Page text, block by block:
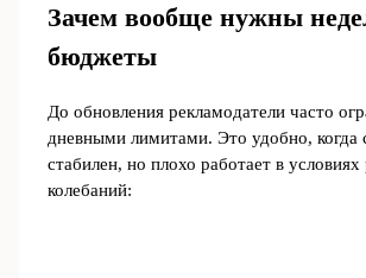
Зачем вообще нужны
бюджеты
До обновления рекламодатели часто
дневными лимитами. Это удобно, когда
стабилен, но плохо работает в условиях
колебаний: